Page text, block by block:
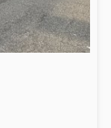
しておりま